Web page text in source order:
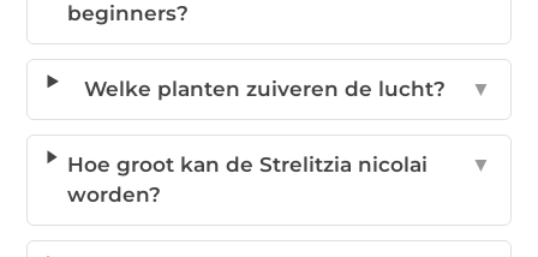
beginners?
Welke planten zuiveren de lucht? ▼
Hoe groot kan de Strelitzia nicolai
worden?
▼